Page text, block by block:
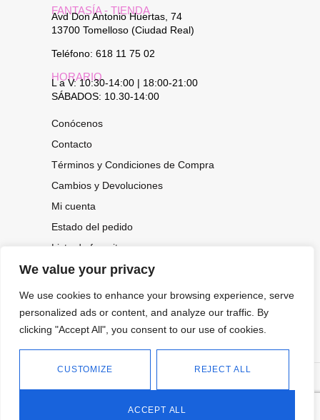
We value your privacy
We use cookies to enhance your browsing experience, serve
personalized ads or content, and analyze our traffic. By
clicking "Accept All", you consent to our use of cookies.
CUSTOMIZE REJECT ALL
ACCEPT ALL
FANTASÍA - TIENDA
Avd Don Antonio Huertas, 74
13700 Tomelloso (Ciudad Real)
Teléfono: 618 11 75 02
HORARIO
L a V: 10:30-14:00 | 18:00-21:00
SÁBADOS: 10.30-14:00
Conócenos
Contacto
Términos y Condiciones de Compra
Cambios y Devoluciones
Mi cuenta
Estado del pedido
Lista de favoritos
CONOCE NUESTRAS NOVEDADES,
OFERTAS...
2026.